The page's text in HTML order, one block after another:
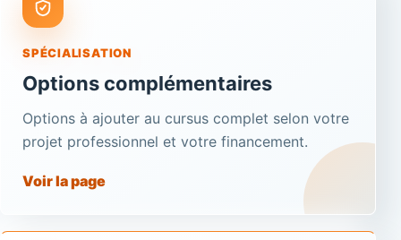
SPÉCIALISATION
Options complémentaires
Options à ajouter au cursus complet selon votre
projet professionnel et votre financement.
Voir la page